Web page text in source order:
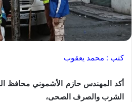
كتب : محمد يعقوب
أكد المهندس حازم الأشموني محافظ
الشرب والصرف الصحى،